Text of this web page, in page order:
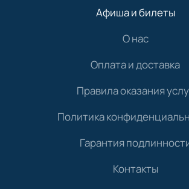
Афиша и билеты
О нас
Оплата и доставка
Правила оказания
Политика
Гарантия
Контакты